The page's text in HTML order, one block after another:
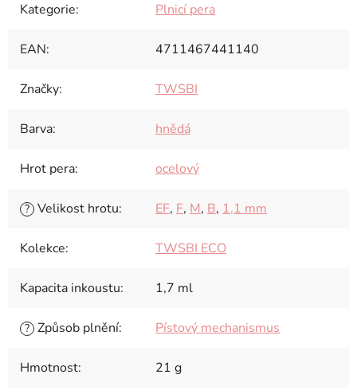
Kategorie: Plnicí pera
EAN: 4711467441140
Značky: TWSBI
Barva: hnědá
Hrot pera: ocelový
? Velikost hrotu: EF, F, M, B, 1,1 mm
Kolekce: TWSBI ECO
Kapacita inkoustu: 1,7 ml
? Způsob plnění: Pístový mechanismus
Hmotnost: 21 g